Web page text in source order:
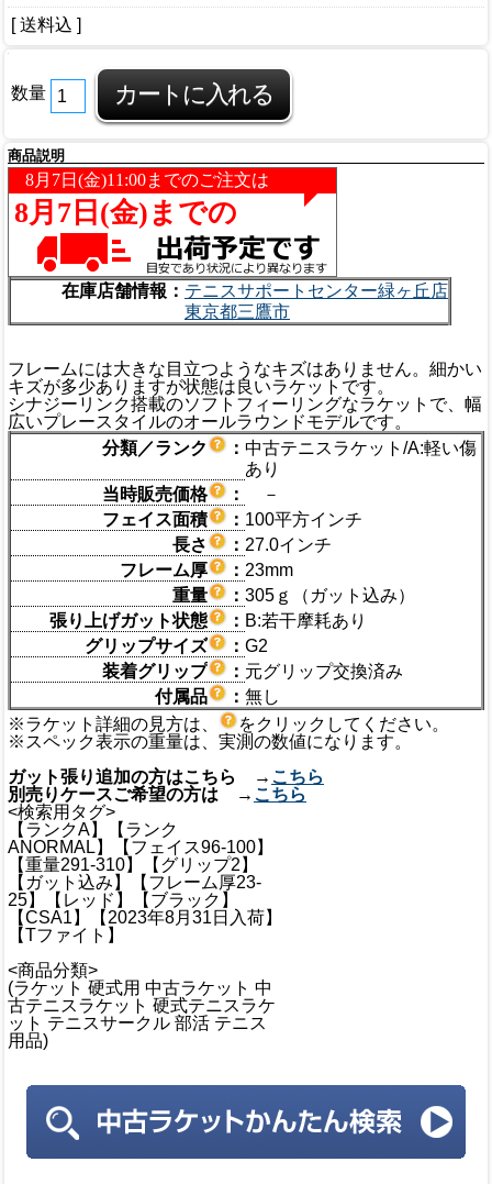
[ 送料込 ]
数量
商品説明
在庫店舗情報： テニスサポートセンター緑ヶ丘店
東京都三鷹市
フレームには大きな目立つようなキズはありません。細かい
キズが多少ありますが状態は良いラケットです。
シナジーリンク搭載のソフトフィーリングなラケットで、幅
広いプレースタイルのオールラウンドモデルです。
分類／ランク
： 中古テニスラケット/A:軽い傷
あり
当時販売価格
：
－
フェイス面積
： 100平方インチ
長さ
： 27.0インチ
フレーム厚
： 23mm
重量
： 305ｇ（ガット込み）
張り上げガット状態
： B:若干摩耗あり
グリップサイズ
： G2
装着グリップ
： 元グリップ交換済み
付属品
： 無し
※ラケット詳細の見方は、
をクリックしてください。
※スペック表示の重量は、実測の数値になります。
ガット張り追加の方はこちら → こちら
別売りケースご希望の方は → こちら
<検索用タグ>
【ランクA】【ランク
ANORMAL】【フェイス96-100】
【重量291-310】【グリップ2】
【ガット込み】【フレーム厚23-
25】【レッド】【ブラック】
【CSA1】【2023年8月31日入荷】
【Tファイト】
<商品分類>
(ラケット 硬式用 中古ラケット 中
古テニスラケット 硬式テニスラケ
ット テニスサークル 部活 テニス
用品)